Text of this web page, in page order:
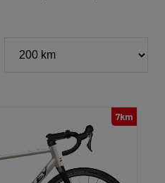
7km